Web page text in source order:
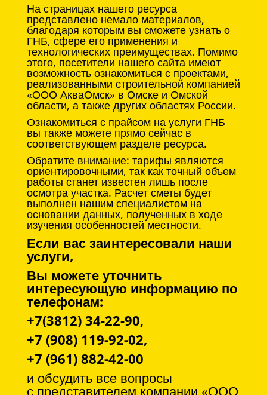
На страницах нашего ресурса
представлено немало материалов,
благодаря которым вы сможете узнать о
ГНБ, сфере его применения и
технологических преимуществах. Помимо
этого, посетители нашего сайта имеют
возможность ознакомиться с проектами,
реализованными строительной компанией
«ООО АкваОмск» в Омске и Омской
области, а также других областях России.
Ознакомиться с прайсом на услуги ГНБ
вы также можете прямо сейчас в
соответствующем разделе ресурса.
Обратите внимание: тарифы являются
ориентировочными, так как точный объем
работы станет известен лишь после
осмотра участка. Расчет сметы будет
выполнен нашим специалистом на
основании данных, полученных в ходе
изучения особенностей местности.
Если вас заинтересовали наши
услуги,
Вы можете уточнить
интересующую информацию по
телефонам:
+7(3812) 34-22-90,
+7 (908) 119-92-02,
+7 (961) 882-42-00
и обсудить все вопросы
с представителем компании «ООО